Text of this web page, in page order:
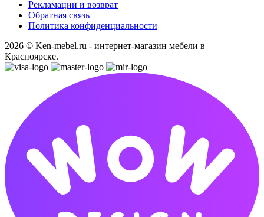
Рекламации и возврат
Обратная связь
Политика конфиденциальности
2026 © Ken-mebel.ru - интернет-магазин мебели в
Красноярске.